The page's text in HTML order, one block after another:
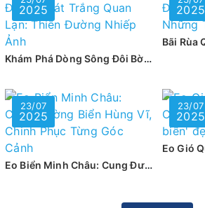
2025
Khám Phá Dòng Sông Đôi Bờ Cát Trắng Quan Lạn: Thiên Đường Nhiếp Ảnh
2025
23/07
2025
Eo Biển Minh Châu: Cung Đường Biển Hùng Vĩ, Chinh Phục Từng Góc Cảnh
23/07
2025